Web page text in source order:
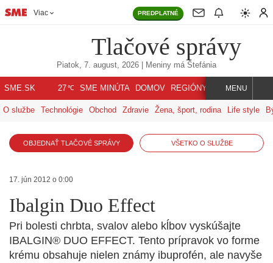
Viac PREDPLATNÉ
Tlačové správy
Piatok, 7. august, 2026 | Meniny má Štefánia
SME.SK 27℃ SME MINÚTA DOMOV REGIÓNY INDEX SVET
MENU
O službe Technológie Obchod Zdravie Žena, šport, rodina Life style
OBJEDNAŤ TLAČOVÉ SPRÁVY VŠETKO O SLUŽBE
17. jún 2012 o 0:00
Ibalgin Duo Effect
Pri bolesti chrbta, svalov alebo kĺbov vyskúšajte
IBALGIN® DUO EFFECT. Tento prípravok vo forme
krému obsahuje nielen známy ibuprofén, ale navyše